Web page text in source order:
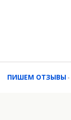
ПИШЕМ ОТЗЫВЫ-